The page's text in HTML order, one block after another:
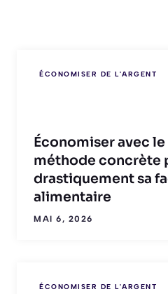
ÉCONOMISER DE L'ARGENT
Économiser avec
méthode concrète
drastiquement sa
alimentaire
MAI 6, 2026
ÉCONOMISER DE L'ARGENT